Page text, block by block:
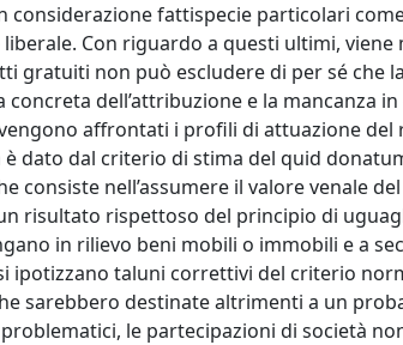
considerazione fattispecie particolari
Con riguardo a questi ultimi, viene
gratuiti non può escludere di per sé che
dell’attribuzione e la mancanza in
affrontati i profili di attuazione del
dato dal criterio di stima del quid
consiste nell’assumere il valore venale
risultato rispettoso del principio di
in rilievo beni mobili o immobili e a
ipotizzano taluni correttivi del criterio
sarebbero destinate altrimenti a un
le partecipazioni di società